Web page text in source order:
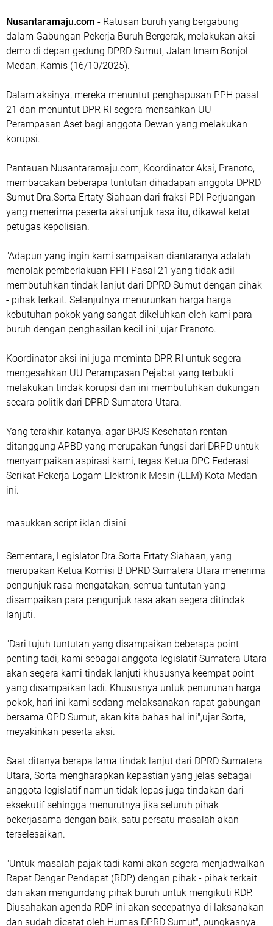
Nusantaramaju.com - Ratusan buruh yang bergabung
dalam Gabungan Pekerja Buruh Bergerak, melakukan aksi
demo di depan gedung DPRD Sumut, Jalan Imam Bonjol
Medan, Kamis (16/10/2025).
Dalam aksinya, mereka menuntut penghapusan PPH pasal
21 dan menuntut DPR RI segera mensahkan UU
Perampasan Aset bagi anggota Dewan yang melakukan
korupsi.
Pantauan Nusantaramaju.com, Koordinator Aksi, Pranoto,
membacakan beberapa tuntutan dihadapan anggota DPRD
Sumut Dra.Sorta Ertaty Siahaan dari fraksi PDI Perjuangan
yang menerima peserta aksi unjuk rasa itu, dikawal ketat
petugas kepolisian.
"Adapun yang ingin kami sampaikan diantaranya adalah
menolak pemberlakuan PPH Pasal 21 yang tidak adil
membutuhkan tindak lanjut dari DPRD Sumut dengan pihak
- pihak terkait. Selanjutnya menurunkan harga harga
kebutuhan pokok yang sangat dikeluhkan oleh kami para
buruh dengan penghasilan kecil ini",ujar Pranoto.
Koordinator aksi ini juga meminta DPR RI untuk segera
mengesahkan UU Perampasan Pejabat yang terbukti
melakukan tindak korupsi dan ini membutuhkan dukungan
secara politik dari DPRD Sumatera Utara.
Yang terakhir, katanya, agar BPJS Kesehatan rentan
ditanggung APBD yang merupakan fungsi dari DRPD untuk
menyampaikan aspirasi kami, tegas Ketua DPC Federasi
Serikat Pekerja Logam Elektronik Mesin (LEM) Kota Medan
ini.
masukkan script iklan disini
Sementara, Legislator Dra.Sorta Ertaty Siahaan, yang
merupakan Ketua Komisi B DPRD Sumatera Utara menerima
pengunjuk rasa mengatakan, semua tuntutan yang
disampaikan para pengunjuk rasa akan segera ditindak
lanjuti.
"Dari tujuh tuntutan yang disampaikan beberapa point
penting tadi, kami sebagai anggota legislatif Sumatera Utara
akan segera kami tindak lanjuti khususnya keempat point
yang disampaikan tadi. Khususnya untuk penurunan harga
pokok, hari ini kami sedang melaksanakan rapat gabungan
bersama OPD Sumut, akan kita bahas hal ini",ujar Sorta,
meyakinkan peserta aksi.
Saat ditanya berapa lama tindak lanjut dari DPRD Sumatera
Utara, Sorta mengharapkan kepastian yang jelas sebagai
anggota legislatif namun tidak lepas juga tindakan dari
eksekutif sehingga menurutnya jika seluruh pihak
bekerjasama dengan baik, satu persatu masalah akan
terselesaikan.
"Untuk masalah pajak tadi kami akan segera menjadwalkan
Rapat Dengar Pendapat (RDP) dengan pihak - pihak terkait
dan akan mengundang pihak buruh untuk mengikuti RDP.
Diusahakan agenda RDP ini akan secepatnya di laksanakan
dan sudah dicatat oleh Humas DPRD Sumut", pungkasnya.